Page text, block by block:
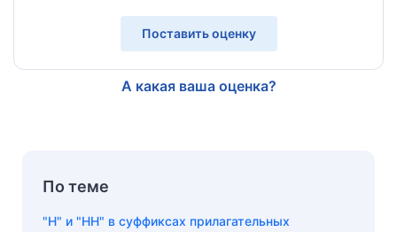
Поставить оценку
А какая ваша оценка?
По теме
"Н" и "НН" в суффиксах прилагательных